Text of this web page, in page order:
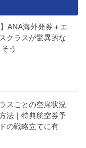
ANA海外発券＋エ
クラスが驚異的な
う
スごとの空席状況
法｜特典航空券予
の戦略立てに有